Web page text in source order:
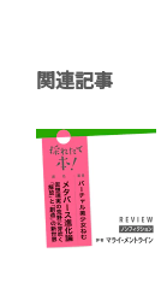
関連記事